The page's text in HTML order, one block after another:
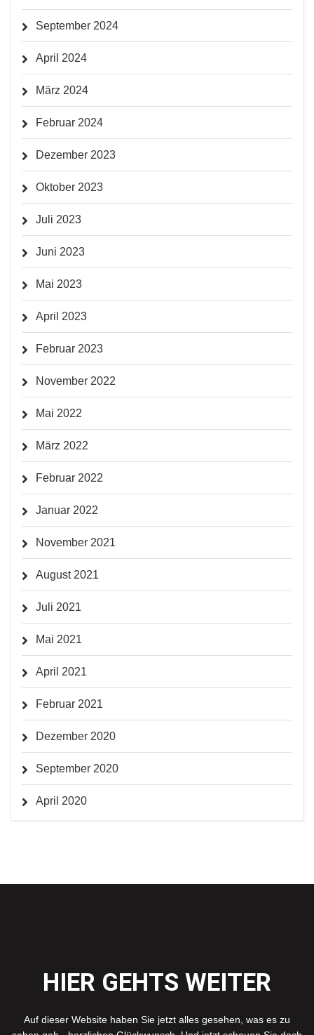
September 2024
April 2024
März 2024
Februar 2024
Dezember 2023
Oktober 2023
Juli 2023
Juni 2023
Mai 2023
April 2023
Februar 2023
November 2022
Mai 2022
März 2022
Februar 2022
Januar 2022
November 2021
August 2021
Juli 2021
Mai 2021
April 2021
Februar 2021
Dezember 2020
September 2020
April 2020
HIER GEHTS WEITER
Auf dieser Website haben Sie jetzt alles gesehen, was es zu